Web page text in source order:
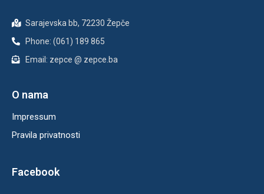
Sarajevska bb, 72230 Žepče
Phone: (061) 189 865
Email: zepce @ zepce.ba
O nama
Impressum
Pravila privatnosti
Facebook